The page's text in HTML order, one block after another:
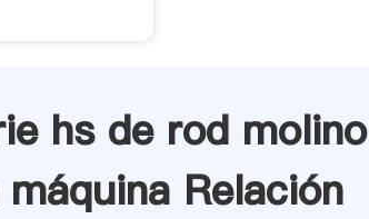
hs de rod
Relación